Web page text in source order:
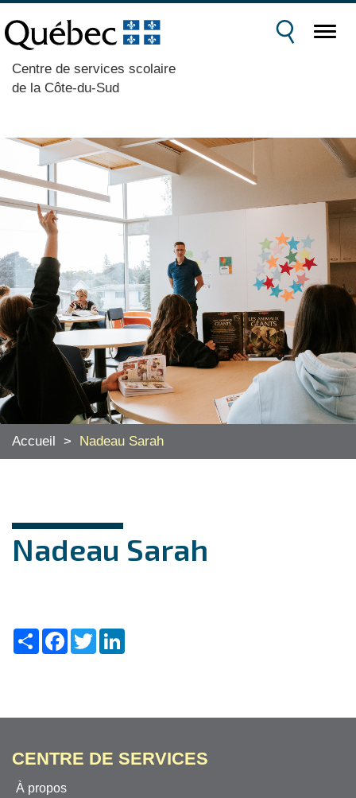
Centre de services scolaire
de la Côte-du-Sud
Accueil > Nadeau Sarah
Nadeau Sarah
ShareFacebook
Twitter
CENTRE DE SERVICES
À propos